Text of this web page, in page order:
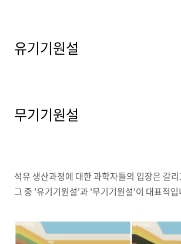
유기기원설
무기기원설
석유 생산과정에 대한 과학자들의 입장은 갈
그 중 '유기기원설'과 '무기기원설'이 대표적입